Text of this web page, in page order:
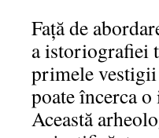
Faţă de
a istoriografiei
primele
poate încerca
Această